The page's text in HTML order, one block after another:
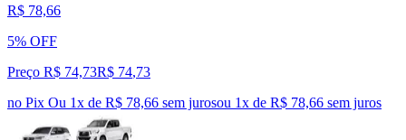
R$ 78,66
5% OFF
Preço R$ 74,73R$ 74,73
no Pix Ou 1x de R$ 78,66 sem jurosou 1x de R$ 78,66 sem juros